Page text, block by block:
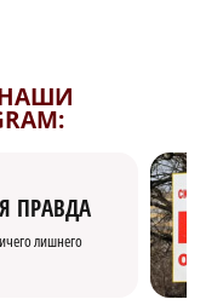
ПРАВДА
лишнего